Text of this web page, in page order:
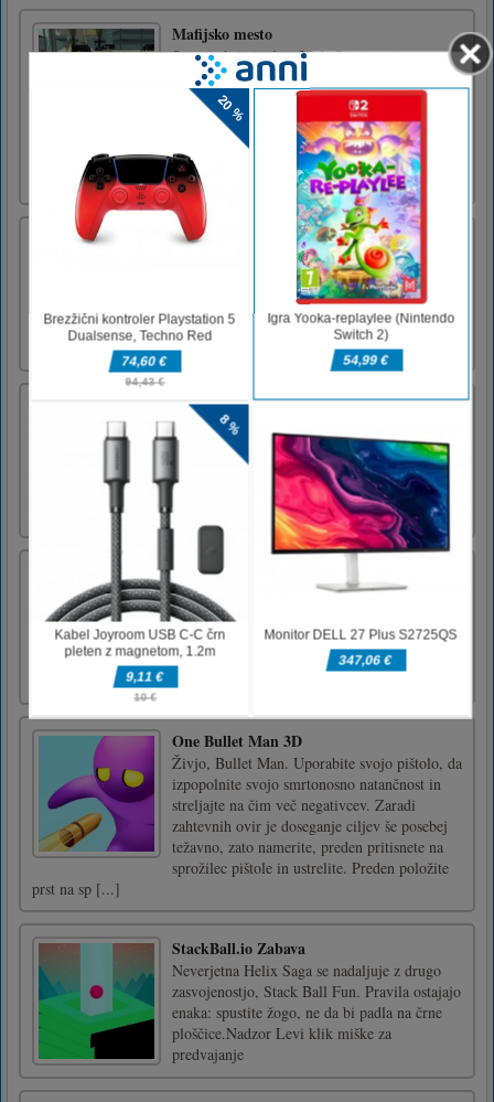
Mafijsko mesto
Stopnja kriminala v Mob Cityju se je
povečala. Okončati morate misije, da
pomagate mestu. Vozite avtomobile in
uporabljajte močno orožjewasd za premikanje
prostora za skok levi premik za aktiviranje
počasnega QE za kroženje orožja E za vstop
iz avtomobila levi klik miške za strel [...]
Sky Knight
Destroy the all enemies and complete the all
levels.Keyboard and Game pad supports.Use
keyboard arrow keys and space bar.
Pravljično iskanje besed
Poiščite vse skrite besede na mreži. Povlecite,
da izberete besedo.
Naraščajoči kvadrati
Dvignite se in krmarite v Rising Squares -
ultimativni izziv za zaščito krogov!
One Bullet Man 3D
Živjo, Bullet Man. Uporabite svojo pištolo, da
izpopolnite svojo smrtonosno natančnost in
streljajte na čim več negativcev. Zaradi
zahtevnih ovir je doseganje ciljev še posebej
težavno, zato namerite, preden pritisnete na
sprožilec pištole in ustrelite. Preden položite
prst na sp [...]
StackBall.io Zabava
Neverjetna Helix Saga se nadaljuje z drugo
zasvojenostjo, Stack Ball Fun. Pravila ostajajo
enaka: spustite žogo, ne da bi padla na črne
ploščice.Nadzor Levi klik miške za
predvajanje